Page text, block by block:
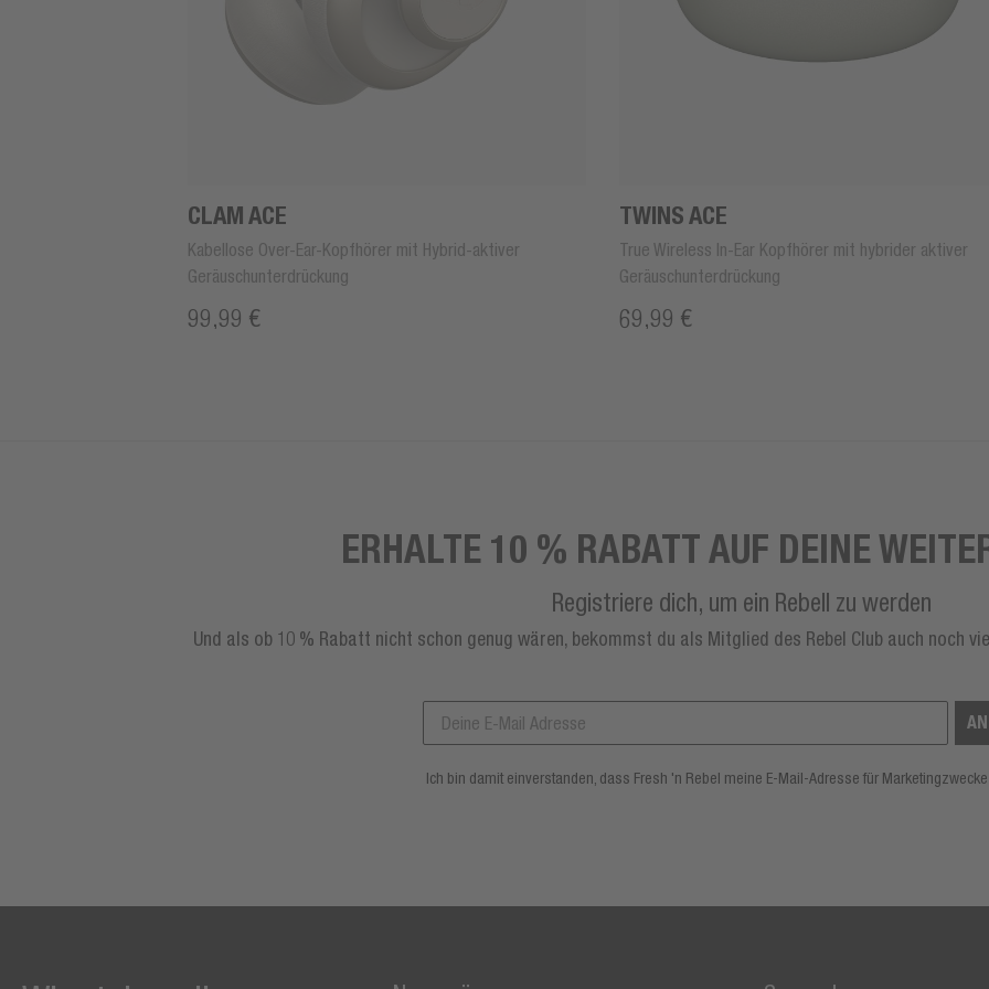
CLAM ACE
Kabellose Over-Ear-Kopfhörer mit Hybrid-aktiver
Geräuschunterdrückung
99,99 €
TWINS ACE
True Wireless In-Ear Kopfhörer mit hybrider aktiver
Geräuschunterdrückung
69,99 €
ERHALTE 10 % RABATT AUF DEINE
Registriere dich, um ein Rebell zu werden
Und als ob 10 % Rabatt nicht schon genug wären, bekommst du als Mitglied des Rebel Club auch noch
Ich bin damit einverstanden, dass Fresh 'n Rebel meine E-Mail-Adresse für